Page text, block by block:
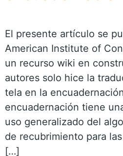
El presente artículo se
American Institute of
un recurso wiki en
autores solo hice la
tela en la
encuadernación tiene
uso generalizado del
de recubrimiento para
[…]